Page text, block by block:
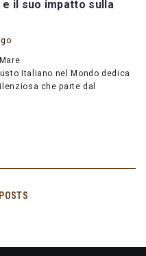
il suo impatto sulla
Italiano nel Mondo dedica
che parte dal